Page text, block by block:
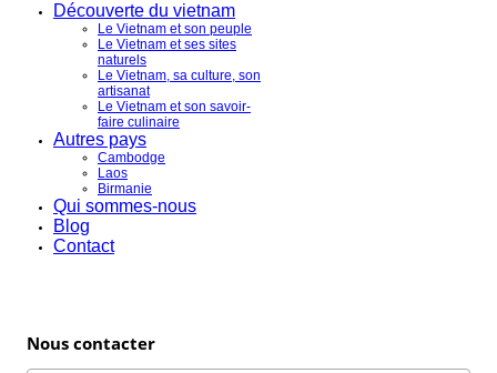
Découverte du vietnam
Le Vietnam et son peuple
Le Vietnam et ses sites
naturels
Le Vietnam, sa culture, son
artisanat
Le Vietnam et son savoir-
faire culinaire
Autres pays
Cambodge
Laos
Birmanie
Qui sommes-nous
Blog
Contact
Nous contacter